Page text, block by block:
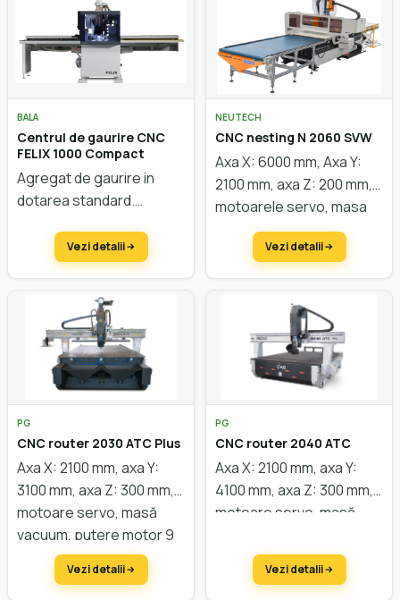
BALA
Centrul de gaurire CNC
FELIX 1000 Compact
Agregat de gaurire in
dotareastandard.
mm, in Y 80-1000 mm
Vezi detalii
NEUTECH
CNC nesting N 2060 SVW
Axa X: 6000 mm, Axa Y:
2100 mm, axa Z: 200 mm,
motoarele servo, masa
vacuum, putere motor 9
kW, cu lift, completă
pentru nesting.
Vezi detalii
PG
CNC router 2030 ATC Plus
Axa X: 2100 mm, axa Y:
3100 mm, axa Z: 300 mm,
motoare servo, masă
vacuum, putere motor 9
kW, schimbător de scule
tip farfurie. Configurare
Vezi detalii
PG
CNC router 2040 ATC
Axa X: 2100 mm, axa Y:
4100 mm, axa Z: 300 mm,
motoare servo, masă
kW, schimbător de scule
linear. Configurare
Vezi detalii